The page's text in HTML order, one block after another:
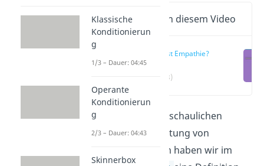
Wichtige Inhalte in diesem Video
Was ist Empathie?
(00:18)
Hier lernst du mit anschaulichen
Beispielen die Bedeutung von
Empathie. Außerdem haben wir im
Klassische
Konditionierun
g
1/3 – Dauer: 04:45
Operante
Konditionierun
g
2/3 – Dauer: 04:43
Skinnerbox